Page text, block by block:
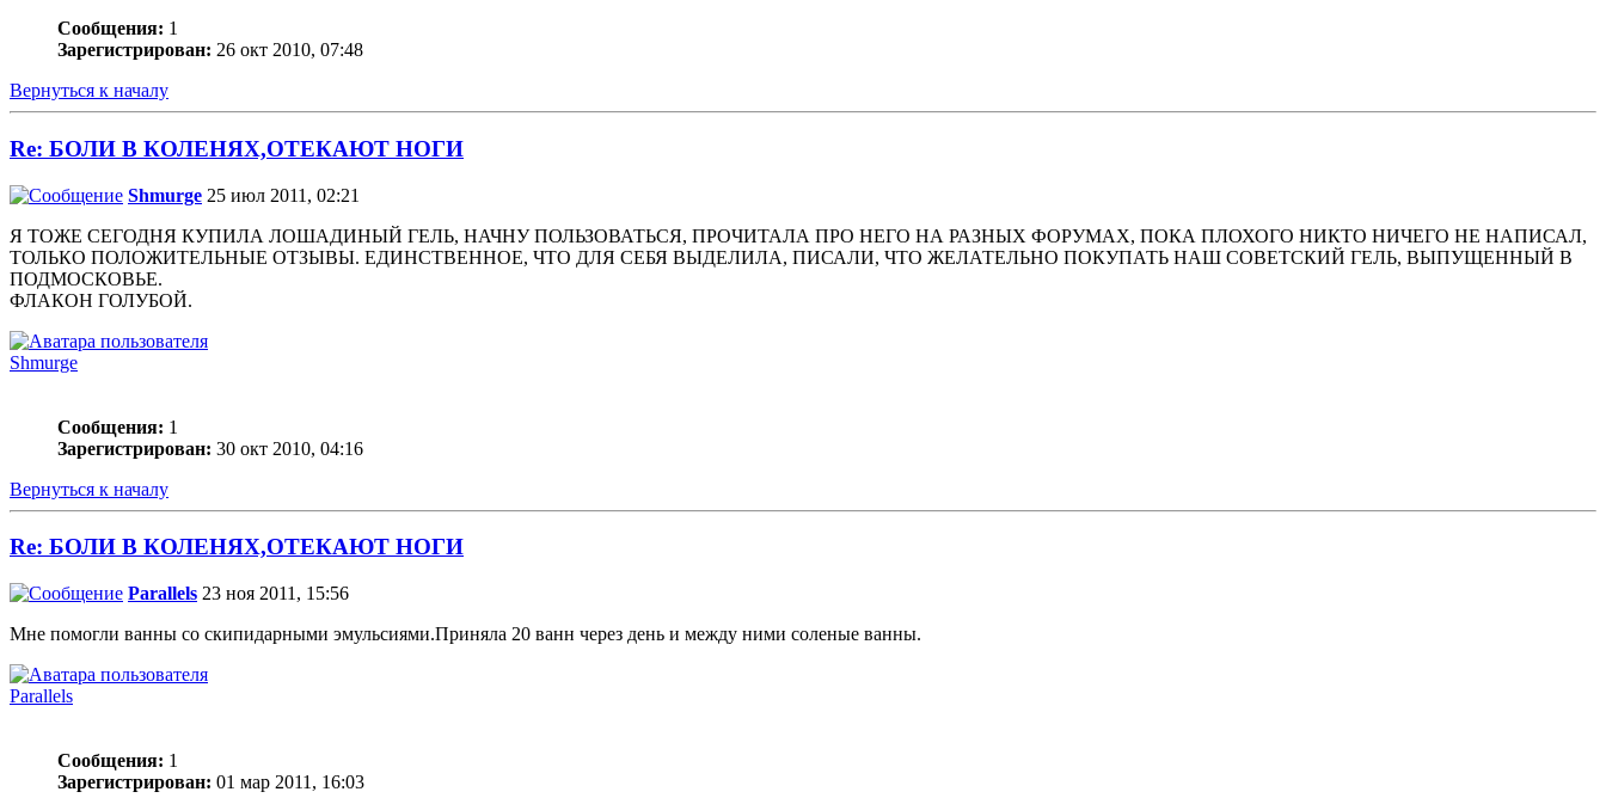
Сообщения: 1
Зарегистрирован: 26 окт 2010, 07:48
Вернуться к началу
Re: БОЛИ В КОЛЕНЯХ,ОТЕКАЮТ НОГИ
Shmurge 25 июл 2011, 02:21
Я ТОЖЕ СЕГОДНЯ КУПИЛА ЛОШАДИНЫЙ ГЕЛЬ, НАЧНУ ПОЛЬЗОВАТЬСЯ, ПРОЧИТАЛА ПРО НЕГО НА РАЗНЫХ ФОРУМАХ, ПОКА ПЛОХОГО НИКТО НИЧЕГО НЕ НАПИСАЛ,
ТОЛЬКО ПОЛОЖИТЕЛЬНЫЕ ОТЗЫВЫ. ЕДИНСТВЕННОЕ, ЧТО ДЛЯ СЕБЯ ВЫДЕЛИЛА, ПИСАЛИ, ЧТО ЖЕЛАТЕЛЬНО ПОКУПАТЬ НАШ СОВЕТСКИЙ ГЕЛЬ, ВЫПУЩЕННЫЙ В
ПОДМОСКОВЬЕ.
ФЛАКОН ГОЛУБОЙ.
Shmurge
Сообщения: 1
Зарегистрирован: 30 окт 2010, 04:16
Вернуться к началу
Re: БОЛИ В КОЛЕНЯХ,ОТЕКАЮТ НОГИ
Parallels 23 ноя 2011, 15:56
Мне помогли ванны со скипидарными эмульсиями.Приняла 20 ванн через день и между ними соленые ванны.
Parallels
Сообщения: 1
Зарегистрирован: 01 мар 2011, 16:03